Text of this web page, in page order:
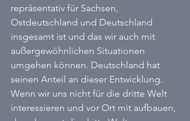
repräsentativ für Sachsen,
Ostdeutschland und Deutschland
insgesamt ist und das wir auch mit
außergewöhnlichen Situationen
umgehen können. Deutschland hat
seinen Anteil an dieser Entwicklung.
Wenn wir uns nicht für die dritte Welt
interessieren und vor Ort mit aufbauen,